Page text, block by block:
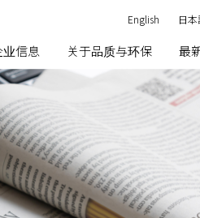
业信息 关于品质与环保 最
English 日